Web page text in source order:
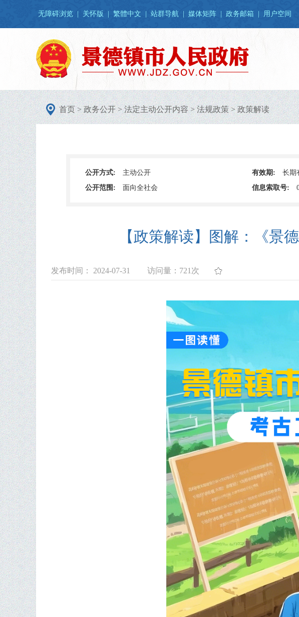
无障碍浏览 关怀版 繁體中文 站群导航 媒体矩阵 政务邮箱 用户空间
首页>政务公开>法定主动公开内容>法规政策>政策解读
公开方式: 主动公开 有效期: 长期
公开范围:
面向全社会 信息索取号:
【政策解读】图解：《景
发布时间： 2024-07-31 访问量： 721次